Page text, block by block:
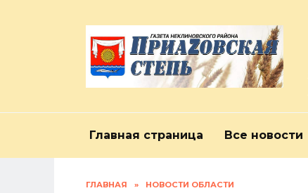
Главная страница Все новости
ГЛАВНАЯ » НОВОСТИ ОБЛАСТИ